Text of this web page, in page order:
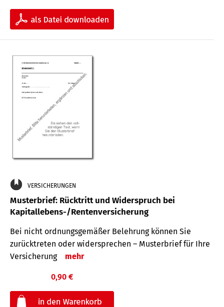
VERSICHERUNGEN
Musterbrief: Rücktritt und Widerspruch bei
Kapitallebens-/Rentenversicherung
Bei nicht ordnungsgemäßer Belehrung können Sie
zurücktreten oder widersprechen – Musterbrief für Ihre
Versicherung
mehr
0,90 €